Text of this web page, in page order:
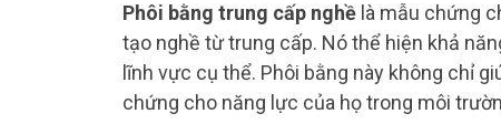
Phôi bằng trung cấp nghề là mẫu chứng
tạo nghề từ trung cấp. Nó thể hiện khả
lĩnh vực cụ thể. Phôi bằng này không chỉ
chứng cho năng lực của họ trong môi